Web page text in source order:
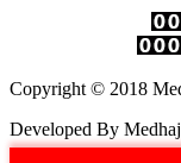
Copyright © 2018
Developed By Medhaj